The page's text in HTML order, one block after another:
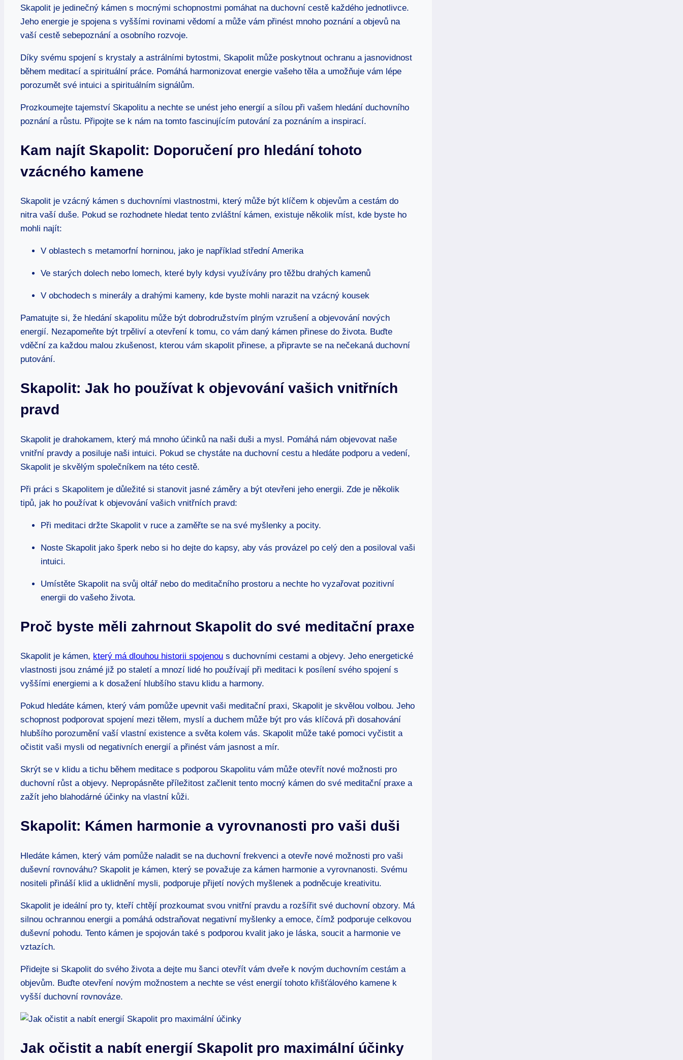
Skapolit je jedinečný kámen s mocnými schopnostmi pomáhat na duchovní cestě každého jednotlivce.
Jeho energie je spojena s vyššími rovinami vědomí a může vám přinést mnoho poznání a objevů na
vaší cestě sebepoznání a osobního rozvoje.
Díky svému spojení s krystaly a astrálními bytostmi, Skapolit může poskytnout ochranu a jasnovidnost
během meditací a spirituální práce. Pomáhá harmonizovat energie vašeho těla a umožňuje vám lépe
porozumět své intuici a spirituálním signálům.
Prozkoumejte tajemství Skapolitu a nechte se unést jeho energií a sílou při vašem hledání duchovního
poznání a růstu. Připojte se k nám na tomto fascinujícím putování za poznáním a inspirací.
Kam najít Skapolit: Doporučení pro hledání tohoto
vzácného kamene
Skapolit je vzácný kámen s duchovními vlastnostmi, který může být klíčem k objevům a cestám do
nitra vaší duše. Pokud se rozhodnete hledat tento zvláštní kámen, existuje několik míst, kde byste ho
mohli najít:
V oblastech s metamorfní horninou, jako je například střední Amerika
Ve starých dolech nebo lomech, které byly kdysi využívány pro těžbu drahých kamenů
V obchodech s minerály a drahými kameny, kde byste mohli narazit na vzácný kousek
Pamatujte si, že hledání skapolitu může být dobrodružstvím plným vzrušení a objevování nových
energií. Nezapomeňte být trpěliví a otevření k tomu, co vám daný kámen přinese do života. Buďte
vděční za každou malou zkušenost, kterou vám skapolit přinese, a připravte se na nečekaná duchovní
putování.
Skapolit: Jak ho používat k objevování vašich vnitřních
pravd
Skapolit je drahokamem, který má mnoho účinků na naši duši a mysl. Pomáhá nám objevovat naše
vnitřní pravdy a posiluje naši intuici. Pokud se chystáte na duchovní cestu a hledáte podporu a vedení,
Skapolit je skvělým společníkem na této cestě.
Při práci s Skapolitem je důležité si stanovit jasné záměry a být otevřeni jeho energii. Zde je několik
tipů, jak ho používat k objevování vašich vnitřních pravd:
Při meditaci držte Skapolit v ruce a zaměřte se na své myšlenky a pocity.
Noste Skapolit jako šperk nebo si ho dejte do kapsy, aby vás provázel po celý den a posiloval vaši
intuici.
Umístěte Skapolit na svůj oltář nebo do meditačního prostoru a nechte ho vyzařovat pozitivní
energii do vašeho života.
Proč byste měli zahrnout Skapolit do své meditační praxe
Skapolit je kámen, který má dlouhou historii spojenou s duchovními cestami a objevy. Jeho energetické
vlastnosti jsou známé již po staletí a mnozí lidé ho používají při meditaci k posílení svého spojení s
vyššími energiemi a k dosažení hlubšího stavu klidu a harmony.
Pokud hledáte kámen, který vám pomůže upevnit vaši meditační praxi, Skapolit je skvělou volbou. Jeho
schopnost podporovat spojení mezi tělem, myslí a duchem může být pro vás klíčová při dosahování
hlubšího porozumění vaší vlastní existence a světa kolem vás. Skapolit může také pomoci vyčistit a
očistit vaši mysli od negativních energií a přinést vám jasnost a mír.
Skrýt se v klidu a tichu během meditace s podporou Skapolitu vám může otevřít nové možnosti pro
duchovní růst a objevy. Nepropásněte příležitost začlenit tento mocný kámen do své meditační praxe a
zažít jeho blahodárné účinky na vlastní kůži.
Skapolit: Kámen harmonie a vyrovnanosti pro vaši duši
Hledáte kámen, který vám pomůže naladit se na duchovní frekvenci a otevře nové možnosti pro vaši
duševní rovnováhu? Skapolit je kámen, který se považuje za kámen harmonie a vyrovnanosti. Svému
nositeli přináší klid a uklidnění mysli, podporuje přijetí nových myšlenek a podněcuje kreativitu.
Skapolit je ideální pro ty, kteří chtějí prozkoumat svou vnitřní pravdu a rozšířit své duchovní obzory. Má
silnou ochrannou energii a pomáhá odstraňovat negativní myšlenky a emoce, čímž podporuje celkovou
duševní pohodu. Tento kámen je spojován také s podporou kvalit jako je láska, soucit a harmonie ve
vztazích.
Přidejte si Skapolit do svého života a dejte mu šanci otevřít vám dveře k novým duchovním cestám a
objevům. Buďte otevření novým možnostem a nechte se vést energií tohoto křišťálového kamene k
vyšší duchovní rovnováze.
Jak očistit a nabít energií Skapolit pro maximální účinky